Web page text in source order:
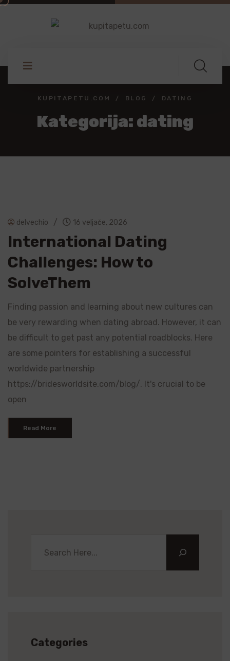
KUPITAPETU.COM BLOG DATING
Kategorija: dating
delvechio / 16 veljače, 2026
International Dating
Challenges: How to
SolveThem
Finding passion and learning about new cultures can
be very rewarding when dating abroad. However, it can
be difficult to get past any potential roadblocks. Here
are some pointers for establishing a successful
worldwide partnership
https://bridesworldsite.com/blog/. It's crucial to be
open
Read More
Categories